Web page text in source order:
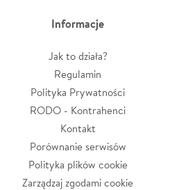
Informacje
Jak to działa?
Regulamin
Polityka Prywatności
RODO - Kontrahenci
Kontakt
Porównanie serwisów
Polityka plików cookie
Zarządzaj zgodami cookie